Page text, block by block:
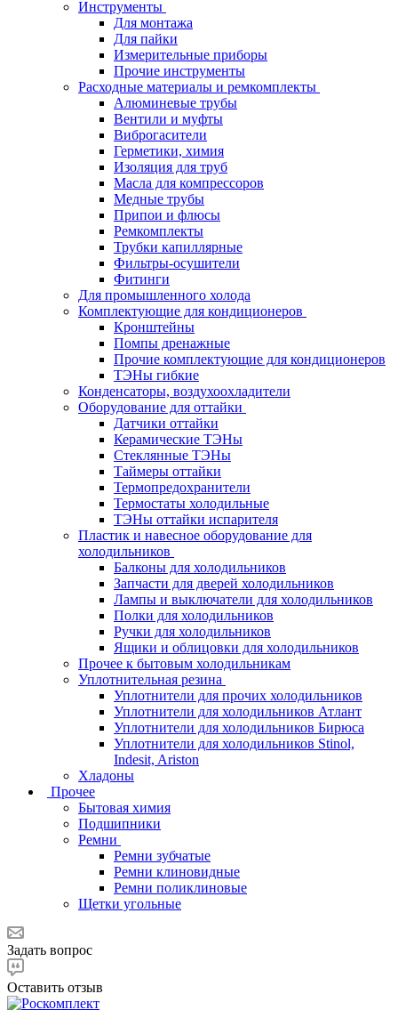
Инструменты
Для монтажа
Для пайки
Измерительные приборы
Прочие инструменты
Расходные материалы и ремкомплекты
Алюминевые трубы
Вентили и муфты
Виброгасители
Герметики, химия
Изоляция для труб
Масла для компрессоров
Медные трубы
Припои и флюсы
Ремкомплекты
Трубки капиллярные
Фильтры-осушители
Фитинги
Для промышленного холода
Комплектующие для кондиционеров
Кронштейны
Помпы дренажные
Прочие комплектующие для кондиционеров
ТЭНы гибкие
Конденсаторы, воздухоохладители
Оборудование для оттайки
Датчики оттайки
Керамические ТЭНы
Стеклянные ТЭНы
Таймеры оттайки
Термопредохранители
Термостаты холодильные
ТЭНы оттайки испарителя
Пластик и навесное оборудование для
холодильников
Балконы для холодильников
Запчасти для дверей холодильников
Лампы и выключатели для холодильников
Полки для холодильников
Ручки для холодильников
Ящики и облицовки для холодильников
Прочее к бытовым холодильникам
Уплотнительная резина
Уплотнители для прочих холодильников
Уплотнители для холодильников Атлант
Уплотнители для холодильников Бирюса
Уплотнители для холодильников Stinol,
Indesit, Ariston
Хладоны
Прочее
Бытовая химия
Подшипники
Ремни
Ремни зубчатые
Ремни клиновидные
Ремни поликлиновые
Щетки угольные
Задать вопрос
Оставить отзыв